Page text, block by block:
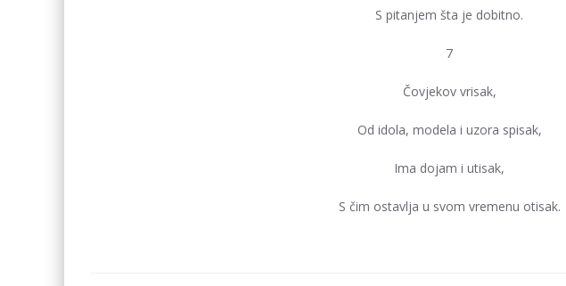
S pitanjem šta je dobitno.
7
Čovjekov vrisak,
Od idola, modela i uzora spisak,
Ima dojam i utisak,
S čim ostavlja u svom vremenu otisak.